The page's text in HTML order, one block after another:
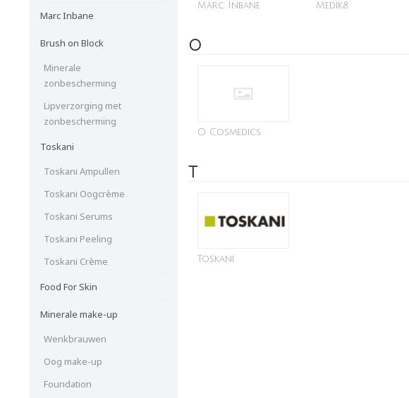
Marc Inbane
Brush on Block
Minerale
zonbescherming
Lipverzorging met
zonbescherming
Toskani
Toskani Ampullen
Toskani Oogcrème
Toskani Serums
Toskani Peeling
Toskani Crème
Food For Skin
Minerale make-up
Wenkbrauwen
Oog make-up
Foundation
Marc Inbane Medik8
O
O Cosmedics
T
Toskani